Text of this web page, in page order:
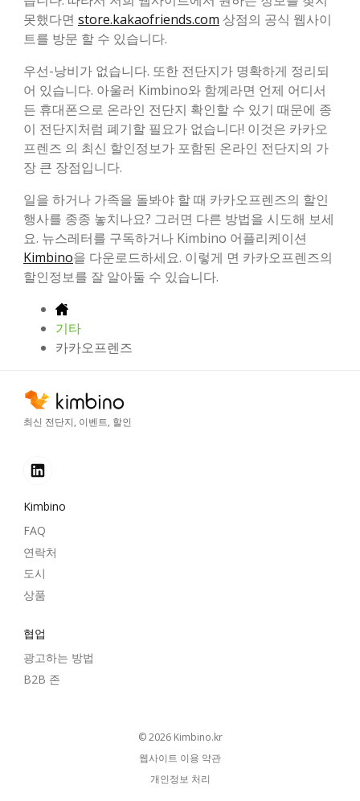
못했다면 store.kakaofriends.com 상점의 공식 웹사이
트를 방문 할 수 있습니다.
우선-낭비가 없습니다. 또한 전단지가 명확하게 정리되
어 있습니다. 아울러 Kimbino와 함께라면 언제 어디서
든 휴대폰으로 온라인 전단지 확인할 수 있기 때문에 종
이 전단지처럼 폐기할 필요가 없습니다! 이것은 카카오
프렌즈 의 최신 할인정보가 포함된 온라인 전단지의 가
장 큰 장점입니다.
일을 하거나 가족을 돌봐야 할 때 카카오프렌즈의 할인
행사를 종종 놓치나요? 그러면 다른 방법을 시도해 보세
요. 뉴스레터를 구독하거나 Kimbino 어플리케이션
Kimbino을 다운로드하세요. 이렇게 면 카카오프렌즈의
할인정보를 잘 알아둘 수 있습니다.
기타
카카오프렌즈
최신 전단지, 이벤트, 할인
Kimbino
FAQ
연락처
도시
상품
협업
광고하는 방법
B2B 존
© 2026 kimbino.kr
웹사이트 이용 약관
개인정보 처리